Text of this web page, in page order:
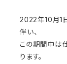
2022年10月1
伴い、
この期間中は
ります。